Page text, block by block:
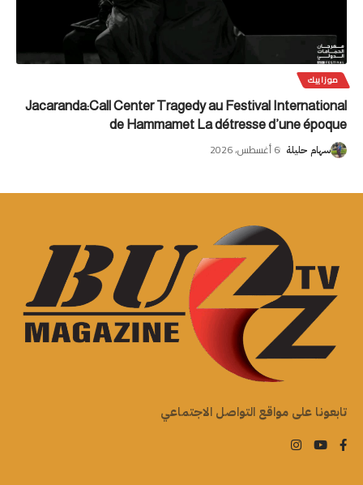
موزاييك
Jacaranda:Call Center Tragedy au Festival International
de Hammamet La détresse d’une époque
سهام حليلة 6 أغسطس، 2026
تابعونا على مواقع التواصل الاجتماعي